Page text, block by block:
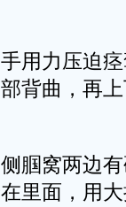
力压迫痉
背曲，再
窝两边有
里面，用